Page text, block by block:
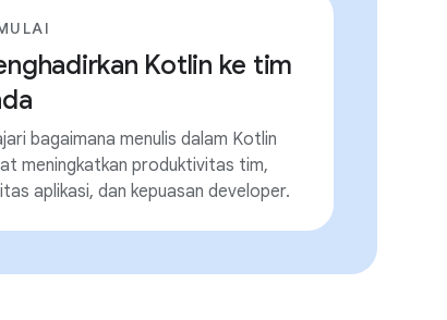
Kotlin ke tim
bagaimana menulis dalam Kotlin
meningkatkan produktivitas tim,
aplikasi, dan kepuasan developer.